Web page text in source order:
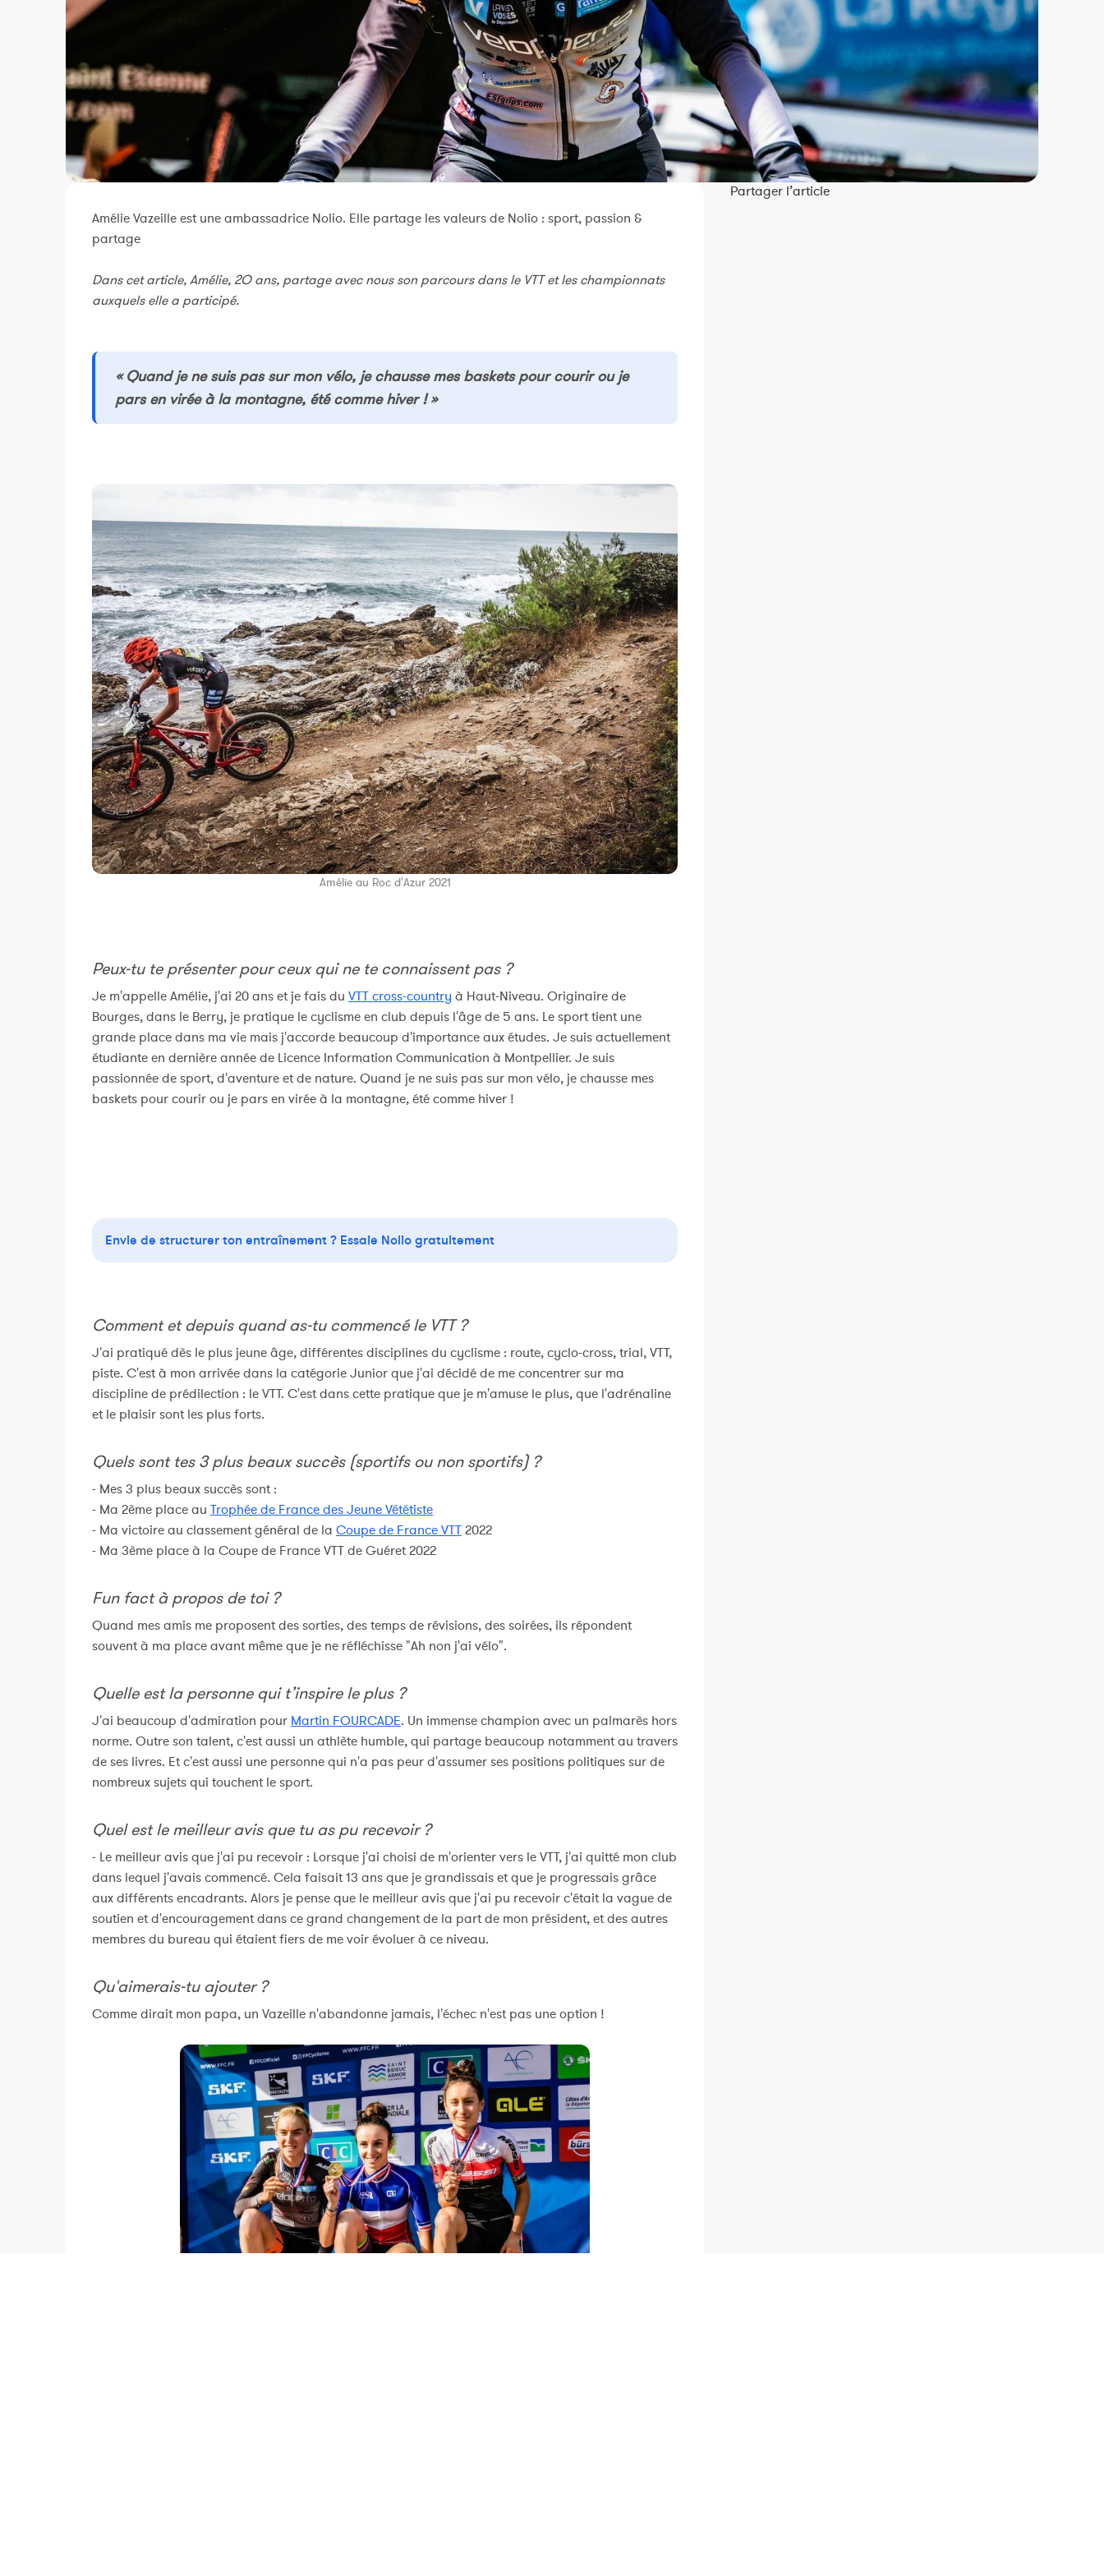
Amélie Vazeille est une ambassadrice Nolio. Elle partage les valeurs de Nolio : sport, passion &
partage
Dans cet article, Amélie, 2O ans, partage avec nous son parcours dans le VTT et les championnats
auxquels elle a participé.
« Quand je ne suis pas sur mon vélo, je chausse mes baskets pour courir ou je
pars en virée à la montagne, été comme hiver ! »
Amélie au Roc d'Azur 2021
Peux-tu te présenter pour ceux qui ne te connaissent pas ?
Je m'appelle Amélie, j'ai 20 ans et je fais du VTT cross-country à Haut-Niveau. Originaire de
Bourges, dans le Berry, je pratique le cyclisme en club depuis l'âge de 5 ans. Le sport tient une
grande place dans ma vie mais j'accorde beaucoup d'importance aux études. Je suis actuellement
étudiante en dernière année de Licence Information Communication à Montpellier. Je suis
passionnée de sport, d'aventure et de nature. Quand je ne suis pas sur mon vélo, je chausse mes
baskets pour courir ou je pars en virée à la montagne, été comme hiver !
Envie de structurer ton entraînement ? Essaie Nolio gratuitement
Comment et depuis quand as-tu commencé le VTT ?
J'ai pratiqué dès le plus jeune âge, différentes disciplines du cyclisme : route, cyclo-cross, trial, VTT,
piste. C'est à mon arrivée dans la catégorie Junior que j'ai décidé de me concentrer sur ma
discipline de prédilection : le VTT. C'est dans cette pratique que je m'amuse le plus, que l'adrénaline
et le plaisir sont les plus forts.
Quels sont tes 3 plus beaux succès (sportifs ou non sportifs) ?
- Mes 3 plus beaux succès sont :
- Ma 2ème place au Trophée de France des Jeune Vététiste
- Ma victoire au classement général de la Coupe de France VTT2022
- Ma 3ème place à la Coupe de France VTT de Guéret 2022
Fun fact à propos de toi ?
Quand mes amis me proposent des sorties, des temps de révisions, des soirées, ils répondent
souvent à ma place avant même que je ne réfléchisse "Ah non j'ai vélo".
Quelle est la personne qui t’inspire le plus ?
J'ai beaucoup d'admiration pour Martin FOURCADE. Un immense champion avec un palmarès hors
norme. Outre son talent, c'est aussi un athlète humble, qui partage beaucoup notamment au travers
de ses livres. Et c'est aussi une personne qui n'a pas peur d'assumer ses positions politiques sur de
nombreux sujets qui touchent le sport.
Quel est le meilleur avis que tu as pu recevoir ?
- Le meilleur avis que j'ai pu recevoir : Lorsque j'ai choisi de m'orienter vers le VTT, j'ai quitté mon club
dans lequel j'avais commencé. Cela faisait 13 ans que je grandissais et que je progressais grâce
aux différents encadrants. Alors je pense que le meilleur avis que j'ai pu recevoir c'était la vague de
soutien et d'encouragement dans ce grand changement de la part de mon président, et des autres
membres du bureau qui étaient fiers de me voir évoluer à ce niveau.
Qu'aimerais-tu ajouter ?
Comme dirait mon papa, un Vazeille n'abandonne jamais, l'échec n'est pas une option !
Partager l’article